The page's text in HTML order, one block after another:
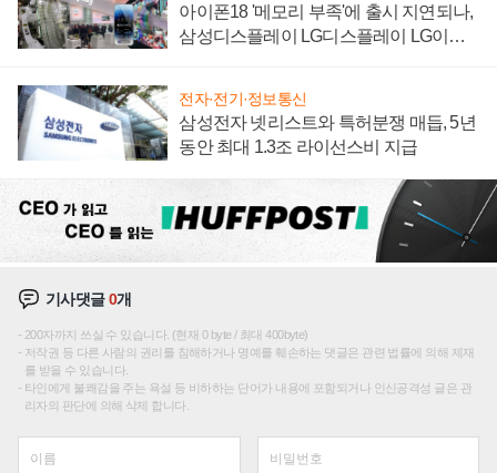
아이폰18 '메모리 부족'에 출시 지연되나,
삼성디스플레이 LG디스플레이 LG이노
전자·전기·정보통신
삼성전자 넷리스트와 특허분쟁 매듭, 5년
동안 최대 1.3조 라이선스비 지급
기사댓글0개
200자까지 쓰실 수 있습니다. (현재 0 byte / 최대 400byte)
저작권 등 다른 사람의 권리를 침해하거나 명예를 훼손하는 댓글은 관련 법률에 의해 제재
를 받을 수 있습니다.
타인에게 불쾌감을 주는 욕설 등 비하하는 단어가 내용에 포함되거나 인신공격성 글은 관
리자의 판단에 의해 삭제 합니다.